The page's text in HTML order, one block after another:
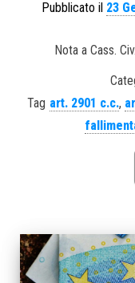
Pubblicato il 23
Nota a Cass.
Tag art. 2901 c.c.,